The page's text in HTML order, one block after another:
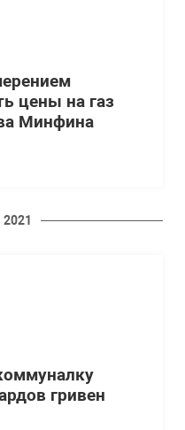
цены на газ
Минфина
гривен